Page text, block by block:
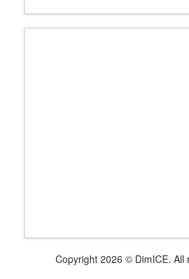
Copyright 2026 © DimICE. All